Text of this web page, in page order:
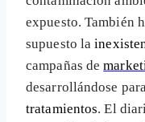
expuesto. También
supuesto la
campañas de
desarrollándose
tratamientos. El